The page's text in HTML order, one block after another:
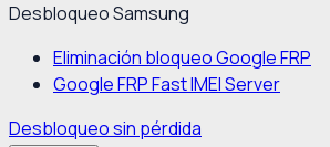
Desbloqueo Samsung
Eliminación bloqueo Google FRP
Google FRP Fast IMEI Server
Desbloqueo sin pérdida